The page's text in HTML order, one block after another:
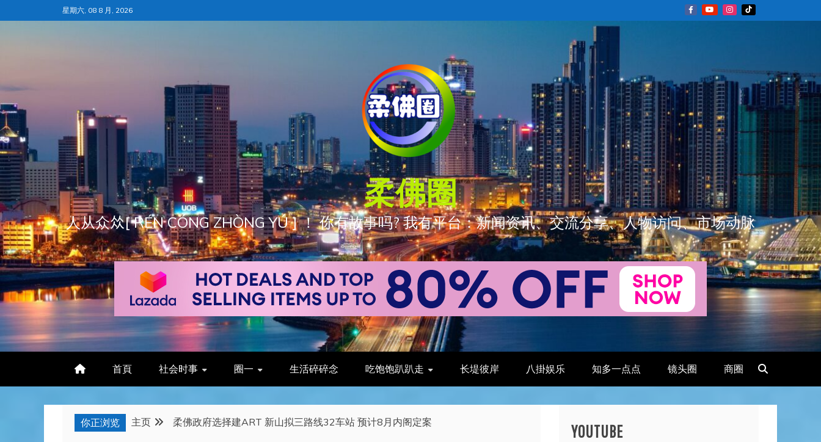
至
星期六, 08 8 月, 2026
柔佛圈
人从众𠈌[ RÉN CÓNG ZHÒNG YÚ ] ！ 你有故事吗? 我有平台：新闻资讯、交流分享、人物访问、市场动脉
首頁 社会时事 圈一 生活碎碎念 吃饱饱趴趴走 长堤彼岸 八掛娱乐 知多一点点 镜头圈 商圈
你正浏览 主页 柔佛政府选择建ART 新山拟三路线32车站 预计8月内阁定案 YOUTUBE